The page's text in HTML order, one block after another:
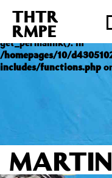
Deprecated : Die
Version 4.4.0 veraltet!
get_permalink(). in
/homepages/10/
includes/functions.php
THTR
RMPE